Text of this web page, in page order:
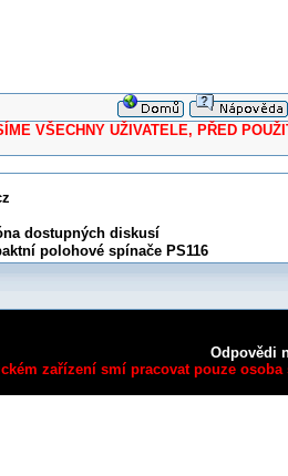
UŽIVATELE, PŘED
dostupných diskusí
polohové spínače PS116
Odpovědi
zařízení smí pracovat pouze